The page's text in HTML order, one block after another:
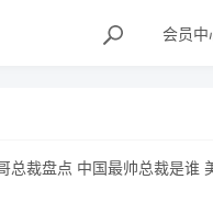
会员中
总裁盘点 中国最帅总裁是谁